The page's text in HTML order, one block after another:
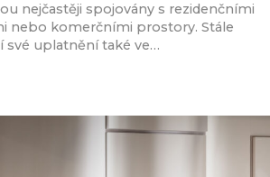
nejčastěji spojovány s rezidenčními
nebo komerčními prostory. Stále
své uplatnění také ve…